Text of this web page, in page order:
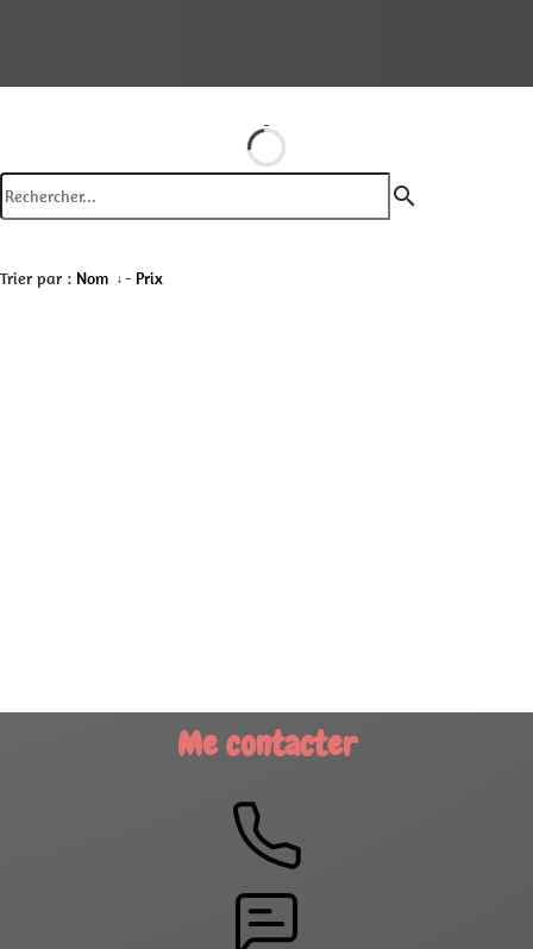
search
Trier par : Nom - Prix
Me contacter